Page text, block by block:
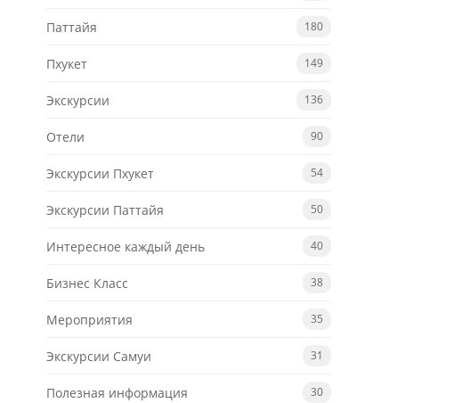
Паттайя 180
Пхукет 149
Экскурсии 136
Отели 90
Экскурсии Пхукет 54
Экскурсии Паттайя 50
Интересное каждый день 40
Бизнес Класс 38
Мероприятия 35
Экскурсии Самуи 31
Полезная информация 30